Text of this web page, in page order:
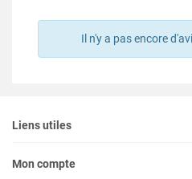
Il n'y a pas encore
Liens utiles
Mon compte